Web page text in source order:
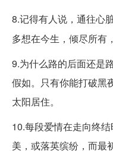
8.记得有人说，通往心
多想在今生，倾尽所有
9.为什么路的后面还是
假如。只有你能打破黑
太阳居住。
10.每段爱情在走向终
美，或落英缤纷，而最